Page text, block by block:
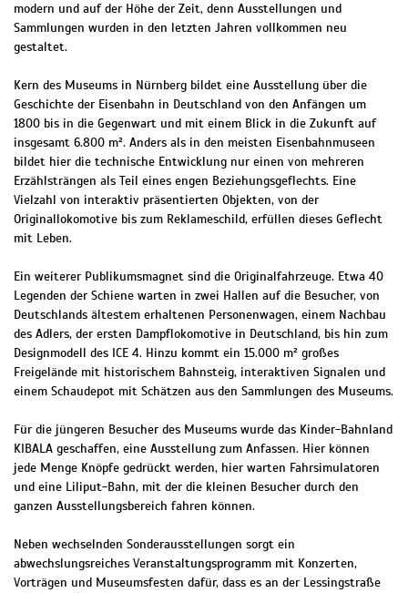
modern und auf der Höhe der Zeit, denn Ausstellungen und
Sammlungen wurden in den letzten Jahren vollkommen neu
gestaltet.
Kern des Museums in Nürnberg bildet eine Ausstellung über die
Geschichte der Eisenbahn in Deutschland von den Anfängen um
1800 bis in die Gegenwart und mit einem Blick in die Zukunft auf
insgesamt 6.800 m². Anders als in den meisten Eisenbahnmuseen
bildet hier die technische Entwicklung nur einen von mehreren
Erzählsträngen als Teil eines engen Beziehungsgeflechts. Eine
Vielzahl von interaktiv präsentierten Objekten, von der
Originallokomotive bis zum Reklameschild, erfüllen dieses Geflecht
mit Leben.
Ein weiterer Publikumsmagnet sind die Originalfahrzeuge. Etwa 40
Legenden der Schiene warten in zwei Hallen auf die Besucher, von
Deutschlands ältestem erhaltenen Personenwagen, einem Nachbau
des Adlers, der ersten Dampflokomotive in Deutschland, bis hin zum
Designmodell des ICE 4. Hinzu kommt ein 15.000 m² großes
Freigelände mit historischem Bahnsteig, interaktiven Signalen und
einem Schaudepot mit Schätzen aus den Sammlungen des Museums.
Für die jüngeren Besucher des Museums wurde das Kinder-Bahnland
KIBALA geschaffen, eine Ausstellung zum Anfassen. Hier können
jede Menge Knöpfe gedrückt werden, hier warten Fahrsimulatoren
und eine Liliput-Bahn, mit der die kleinen Besucher durch den
ganzen Ausstellungsbereich fahren können.
Neben wechselnden Sonderausstellungen sorgt ein
abwechslungsreiches Veranstaltungsprogramm mit Konzerten,
Vorträgen und Museumsfesten dafür, dass es an der Lessingstraße